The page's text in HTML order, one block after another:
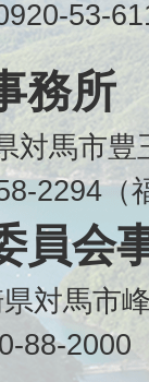
53-
務所
対馬市
2294（
員会
対馬市
88-2000